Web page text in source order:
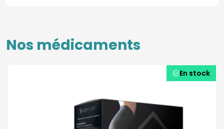
Nos médicaments
En stock